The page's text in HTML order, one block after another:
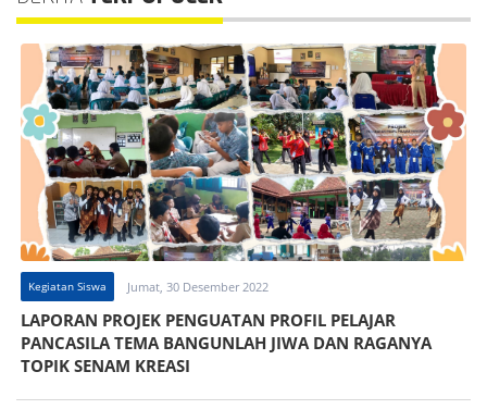
Kegiatan Siswa Jumat, 30 Desember 2022
LAPORAN PROJEK PENGUATAN PROFIL PELAJAR
PANCASILA TEMA BANGUNLAH JIWA DAN RAGANYA
TOPIK SENAM KREASI